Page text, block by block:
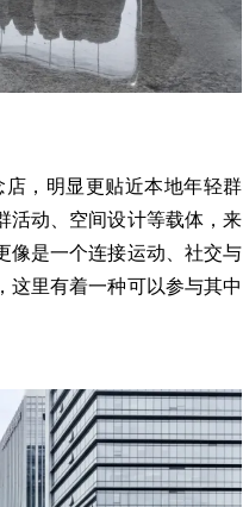
店，明显更贴近本地年轻群
活动、空间设计等载体，来
像是一个连接运动、社交与
这里有着一种可以参与其中